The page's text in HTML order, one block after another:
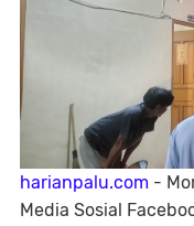
harianpalu.com -
Media Sosial